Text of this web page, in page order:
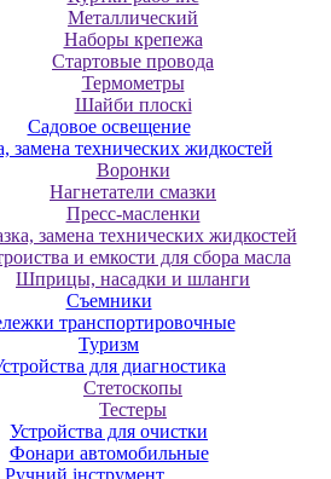
Металлический
Наборы крепежа
Стартовые провода
Термометры
Шайби плоскі
Садовое освещение
замена технических жидкостей
Воронки
Нагнетатели смазки
Пресс-масленки
замена технических жидкостей
и емкости для сбора масла
Шприцы, насадки и шланги
Съемники
транспортировочные
Туризм
для диагностика
Стетоскопы
Тестеры
Устройства для очистки
Фонари автомобильные
Ручний інструмент